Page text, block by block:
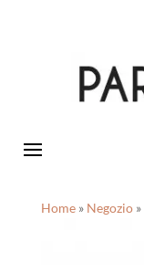
Home» Negozio»